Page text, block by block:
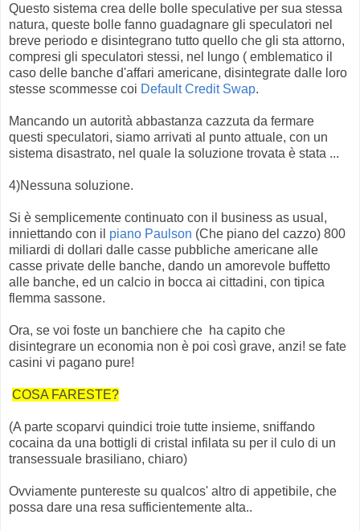
Questo sistema crea delle bolle speculative per sua stessa
natura, queste bolle fanno guadagnare gli speculatori nel
breve periodo e disintegrano tutto quello che gli sta attorno,
compresi gli speculatori stessi, nel lungo ( emblematico il
caso delle banche d'affari americane, disintegrate dalle loro
stesse scommesse coi Default Credit Swap.
Mancando un autorità abbastanza cazzuta da fermare
questi speculatori, siamo arrivati al punto attuale, con un
sistema disastrato, nel quale la soluzione trovata è stata ...
4)Nessuna soluzione.
Si è semplicemente continuato con il business as usual,
inniettando con il piano Paulson (Che piano del cazzo) 800
miliardi di dollari dalle casse pubbliche americane alle
casse private delle banche, dando un amorevole buffetto
alle banche, ed un calcio in bocca ai cittadini, con tipica
flemma sassone.
Ora, se voi foste un banchiere che ha capito che
disintegrare un economia non è poi così grave, anzi! se fate
casini vi pagano pure!
COSA FARESTE?
(A parte scoparvi quindici troie tutte insieme, sniffando
cocaina da una bottigli di cristal infilata su per il culo di un
transessuale brasiliano, chiaro)
Ovviamente puntereste su qualcos' altro di appetibile, che
possa dare una resa sufficientemente alta..